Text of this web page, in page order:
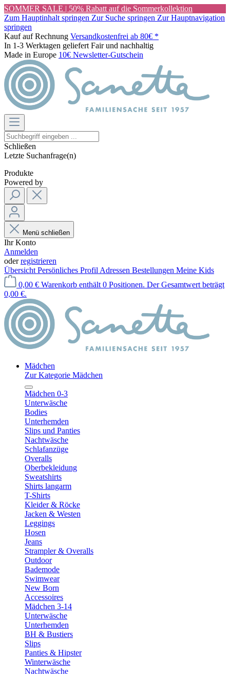
SOMMER SALE | 50% Rabatt auf die Sommerkollektion
Zum Hauptinhalt springen Zur Suche springen Zur Hauptnavigation
springen
Kauf auf Rechnung Versandkostenfrei ab 80€ *
In 1-3 Werktagen geliefert Fair und nachhaltig
Made in Europe 10€ Newsletter-Gutschein
Schließen
Letzte Suchanfrage(n)
Produkte
Powered by
Menü schließen
Ihr Konto
Anmelden
oderregistrieren
Übersicht Persönliches Profil Adressen Bestellungen Meine Kids
0,00 € Warenkorb enthält 0 Positionen. Der Gesamtwert beträgt
0,00 €.
Mädchen
Zur Kategorie Mädchen
Mädchen 0-3
Unterwäsche
Bodies
Unterhemden
Slips und Panties
Nachtwäsche
Schlafanzüge
Overalls
Oberbekleidung
Sweatshirts
Shirts langarm
T-Shirts
Kleider & Röcke
Jacken & Westen
Leggings
Hosen
Jeans
Strampler & Overalls
Outdoor
Bademode
Swimwear
New Born
Accessoires
Mädchen 3-14
Unterwäsche
Unterhemden
BH & Bustiers
Slips
Panties & Hipster
Winterwäsche
Nachtwäsche